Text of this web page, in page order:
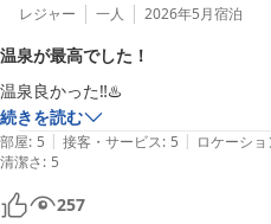
レジャー 一人 2026年5月宿泊
温泉が最高でした！
温泉良かった‼️♨️
続きを読む
部屋: 5 | 接客・サービス: 5 | ロケーショ
清潔さ: 5
257